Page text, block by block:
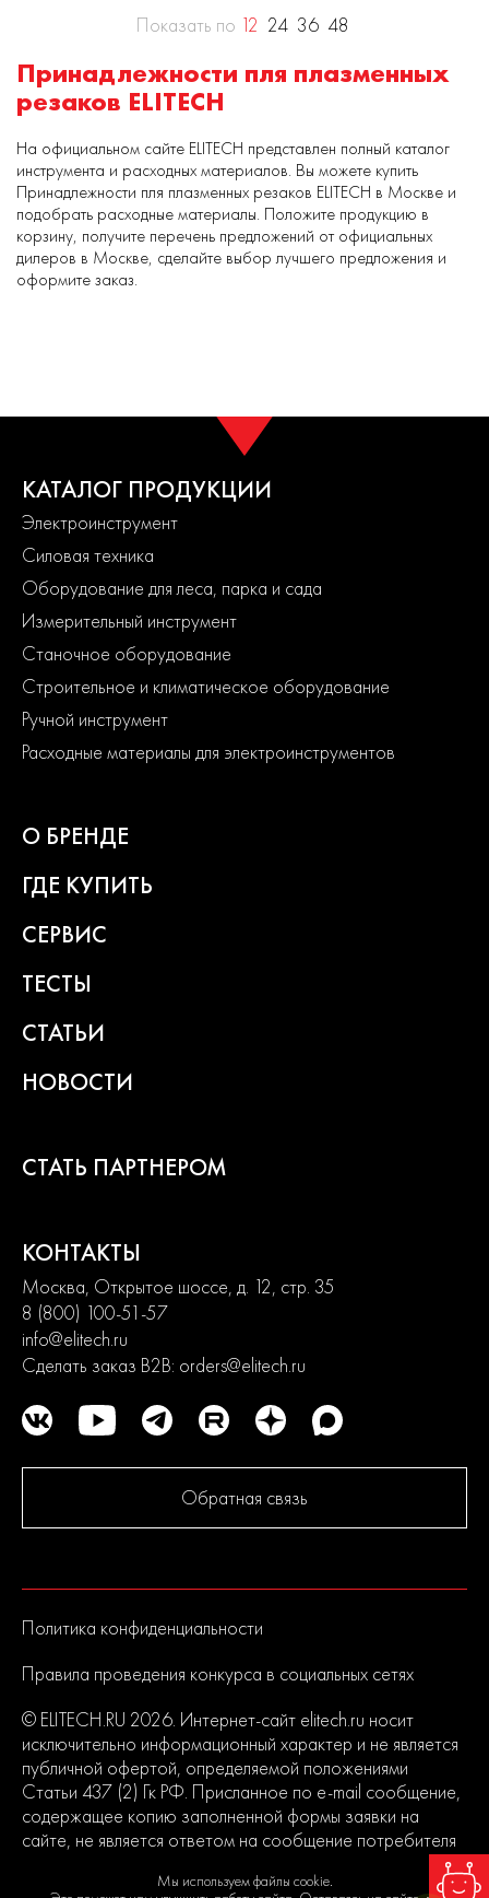
Показать по 12 24 36 48
Принадлежности пля плазменных
резаков ELITECH
На официальном сайте ELITECH представлен полный каталог
инструмента и расходных материалов. Вы можете купить
Принадлежности пля плазменных резаков ELITECH в Москве и
подобрать расходные материалы. Положите продукцию в
корзину, получите перечень предложений от официальных
дилеров в Москве, сделайте выбор лучшего предложения и
оформите заказ.
КАТАЛОГ ПРОДУКЦИИ
Электроинструмент
Силовая техника
Оборудование для леса, парка и сада
Измерительный инструмент
Станочное оборудование
Строительное и климатическое оборудование
Ручной инструмент
Расходные материалы для электроинструментов
О БРЕНДЕ
ГДЕ КУПИТЬ
СЕРВИС
ТЕСТЫ
СТАТЬИ
НОВОСТИ
СТАТЬ ПАРТНЕРОМ
КОНТАКТЫ
Москва, Открытое шоссе, д. 12, стр. 35
8 (800) 100-51-57
info@elitech.ru
Сделать заказ B2B: orders@elitech.ru
Обратная связь
Политика конфиденциальности
Правила проведения конкурса в социальных сетях
© ELITECH.RU 2026. Интернет-сайт elitech.ru носит
исключительно информационный характер и не является
публичной офертой, определяемой положениями
Статьи 437 (2) Гк РФ. Присланное по e-mail сообщение,
содержащее копию заполненной формы заявки на
сайте, не является ответом на сообщение потребителя
сайта.
Мы используем файлы cookie.